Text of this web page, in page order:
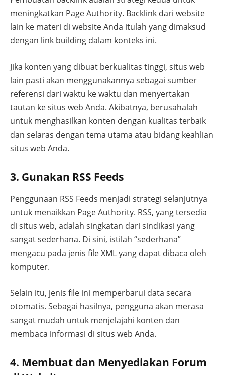
meningkatkan Page Authority. Backlink dari website
lain ke materi di website Anda itulah yang dimaksud
dengan link building dalam konteks ini.
Jika konten yang dibuat berkualitas tinggi, situs web
lain pasti akan menggunakannya sebagai sumber
referensi dari waktu ke waktu dan menyertakan
tautan ke situs web Anda. Akibatnya, berusahalah
untuk menghasilkan konten dengan kualitas terbaik
dan selaras dengan tema utama atau bidang keahlian
situs web Anda.
3. Gunakan RSS Feeds
Penggunaan RSS Feeds menjadi strategi selanjutnya
untuk menaikkan Page Authority. RSS, yang tersedia
di situs web, adalah singkatan dari sindikasi yang
sangat sederhana. Di sini, istilah “sederhana”
mengacu pada jenis file XML yang dapat dibaca oleh
komputer.
Selain itu, jenis file ini memperbarui data secara
otomatis. Sebagai hasilnya, pengguna akan merasa
sangat mudah untuk menjelajahi konten dan
membaca informasi di situs web Anda.
4. Membuat dan Menyediakan Forum